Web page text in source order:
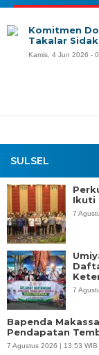
SULSEL
Ikuti
7
7
Bapenda
Pendapatan
7 Agustus 2026 | 13:53 WIB
Komitmen
Takalar
Kamis, 4 Jun 2026 -